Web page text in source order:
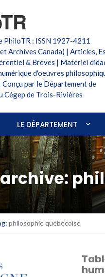
PhiloTR : ISSN 1927-4211
Archives Canada) | Articles,
& Brèves | Matériel
d'oeuvres
par le Département de
Cégep de Trois-Rivières
LE DÉPARTEMENT
philosophie québécoise